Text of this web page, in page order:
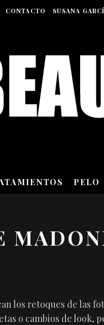
CONTACTO SUSANA
PELO
los retoques de las
o cambios de look,